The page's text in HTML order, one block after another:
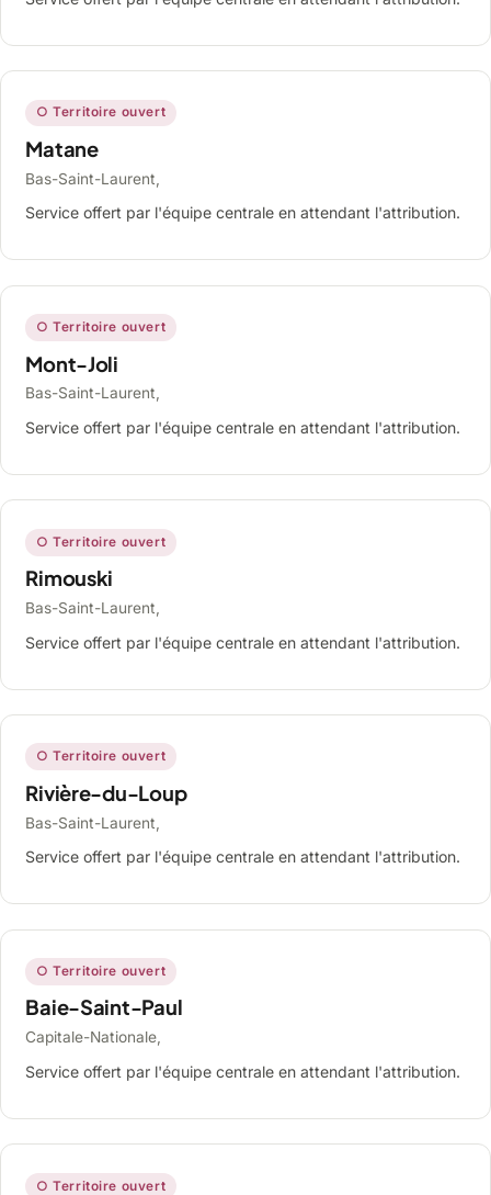
○ Territoire ouvert
Matane
Bas-Saint-Laurent,
Service offert par l'équipe centrale en attendant l'attribution.
○ Territoire ouvert
Mont-Joli
Bas-Saint-Laurent,
Service offert par l'équipe centrale en attendant l'attribution.
○ Territoire ouvert
Rimouski
Bas-Saint-Laurent,
Service offert par l'équipe centrale en attendant l'attribution.
○ Territoire ouvert
Rivière-du-Loup
Bas-Saint-Laurent,
Service offert par l'équipe centrale en attendant l'attribution.
○ Territoire ouvert
Baie-Saint-Paul
Capitale-Nationale,
Service offert par l'équipe centrale en attendant l'attribution.
○ Territoire ouvert